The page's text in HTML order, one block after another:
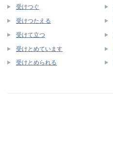
受けつぐ
受けつたえる
受けて立つ
受けとめています
受けとめられる